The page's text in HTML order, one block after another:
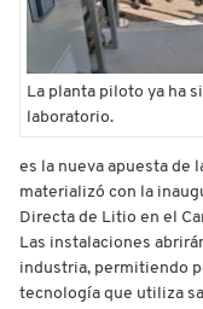
La planta piloto ya ha
laboratorio.
es la nueva apuesta de
materializó con la
Directa de Litio en el
Las instalaciones
industria, permitiendo
tecnología que utiliza